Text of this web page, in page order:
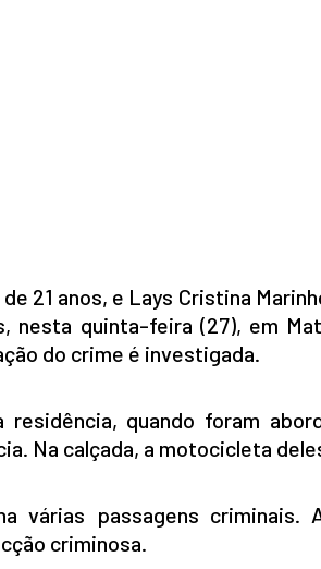
de 21 anos, e Lays Cristina
nesta quinta-feira (27), em
do crime é investigada.
residência, quando foram
Na calçada, a motocicleta
várias passagens
criminosa.